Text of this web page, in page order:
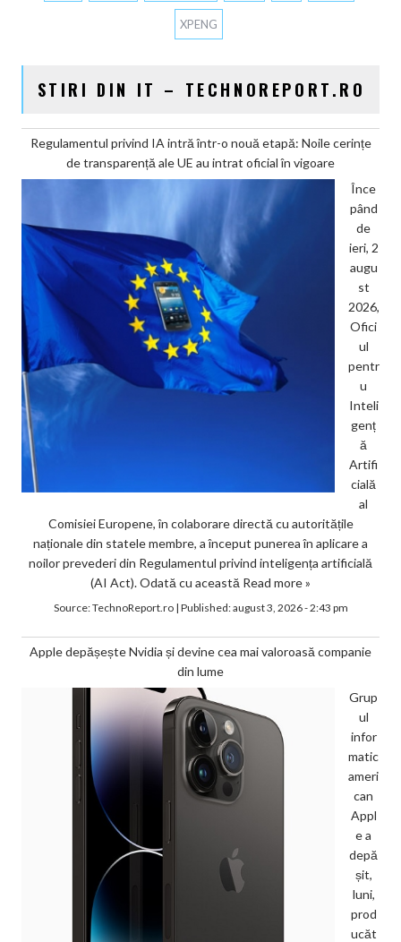
XPENG
STIRI DIN IT – TECHNOREPORT.RO
Regulamentul privind IA intră într-o nouă etapă: Noile cerințe
de transparență ale UE au intrat oficial în vigoare
Înce
pând
de
ieri, 2
augu
st
2026,
Ofici
ul
pentr
u
Inteli
genț
ă
Artifi
cială
al
Comisiei Europene, în colaborare directă cu autoritățile
naționale din statele membre, a început punerea în aplicare a
noilor prevederi din Regulamentul privind inteligența artificială
(AI Act). Odată cu această Read more »
Source:TechnoReport.ro| Published:august 3, 2026 - 2:43 pm
Apple depășește Nvidia și devine cea mai valoroasă companie
din lume
Grup
ul
infor
matic
ameri
can
Appl
e a
depă
șit,
luni,
prod
ucăt